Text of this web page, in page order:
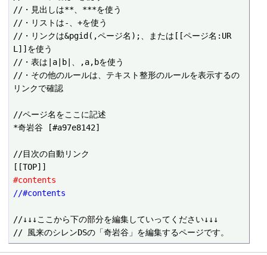
//・見出しは**、***を使う
//・リストは-、+を使う
//・リンクは&pgid(,ページ名);、または[[ページ名:UR
L]]を使う
//・表は|a|b|、,a,bを使う
//・その他のルールは、テキスト整形のルールを表示するの
リンクで確認
//ページ名をここに記述
*奇岩谷 [#a97e8142]
//目次の自動リンク
#contents
//#contents
//↓↓↓ここから下の部分を編集していってください↓↓↓